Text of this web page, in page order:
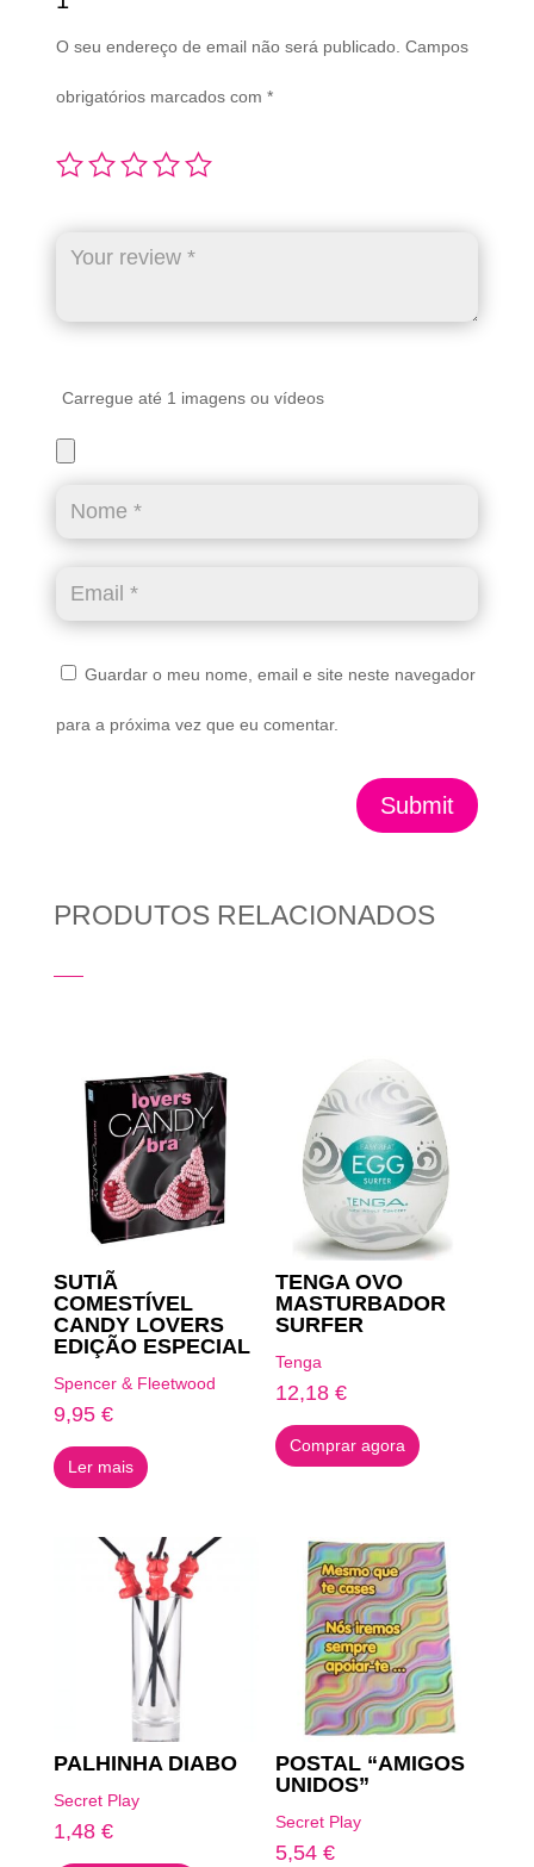
O seu endereço de email não será publicado. Campos
obrigatórios marcados com *
Carregue até 1 imagens ou vídeos
Guardar o meu nome, email e site neste navegador
para a próxima vez que eu comentar.
Submit
PRODUTOS RELACIONADOS
SUTIÃ
COMESTÍVEL
CANDY LOVERS
EDIÇÃO ESPECIAL
Spencer & Fleetwood
9,95 €
Ler mais
TENGA OVO
MASTURBADOR
SURFER
Tenga
12,18€
Comprar agora
PALHINHA DIABO
Secret Play
1,48 €
POSTAL “AMIGOS
UNIDOS”
Secret Play
5,54€